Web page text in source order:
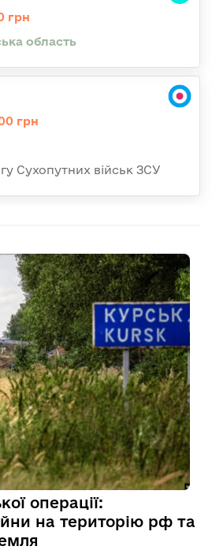
грн
область
грн
Сухопутних військ ЗСУ
операції:
на територію рф та